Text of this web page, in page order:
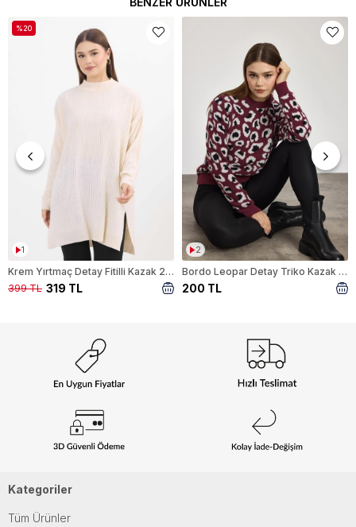
1
Krem Yırtmaç Detay Fitilli Kazak 22131
319 TL
399 TL
%20
2
Bordo Leopar Detay Triko Kazak 24342
200 TL
Kategoriler
Tüm Ürünler